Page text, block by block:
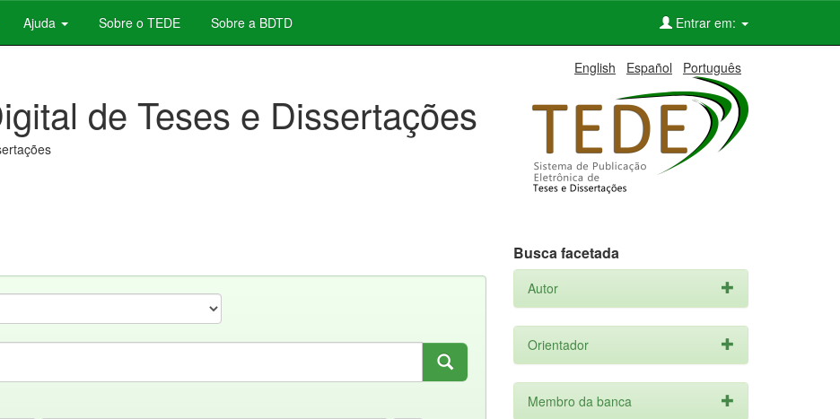
Ajuda Sobre o TEDE Sobre a BDTD Entrar em:
English Español Português
de Teses e Dissertações
Busca facetada
Autor
Orientador
Membro da banca